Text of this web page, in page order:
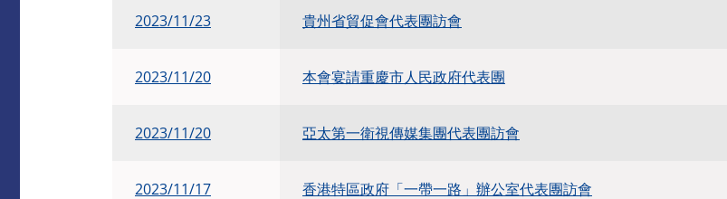
2023/11/23 貴州省貿促會代表團訪會
2023/11/20 本會宴請重慶市人民政府代表團
2023/11/20 亞太第一衛視傳媒集團代表團訪會
2023/11/17 香港特區政府「一帶一路」辦公室代表團訪會